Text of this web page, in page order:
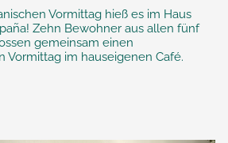
Vormittag hieß es im Haus
Zehn Bewohner aus allen fünf
gemeinsam einen
Vormittag im hauseigenen Café.